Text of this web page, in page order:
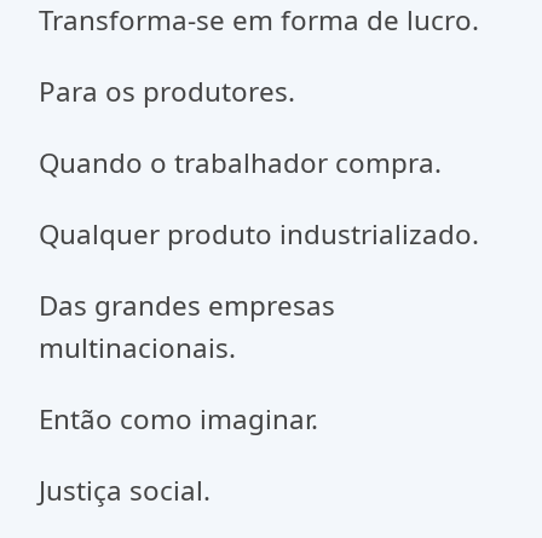
Transforma-se em forma de lucro.
Para os produtores.
Quando o trabalhador compra.
Qualquer produto industrializado.
Das grandes empresas
multinacionais.
Então como imaginar.
Justiça social.